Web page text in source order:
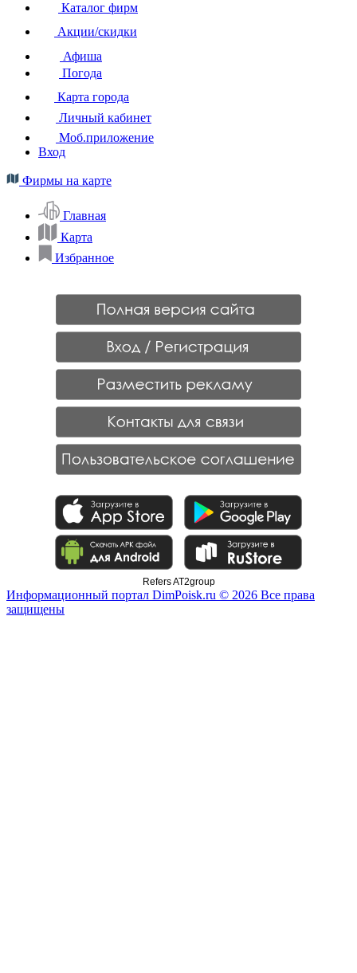
Каталог фирм
Акции/скидки
Афиша
Погода
Карта города
Личный кабинет
Моб.приложение
Вход
Фирмы на карте
Главная
Карта
Избранное
Refers AT2group
Информационный портал DimPoisk.ru © 2026 Все права
защищены